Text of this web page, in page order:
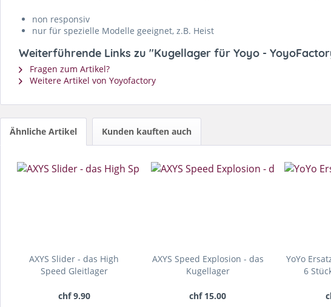
non responsiv
nur für spezielle Modelle geeignet, z.B. Heist
Weiterführende Links zu "Kugellager für Yoyo -
Fragen zum Artikel?
Weitere Artikel von Yoyofactory
Ähnliche Artikel Kunden kauften auch
AXYS Slider - das High
Speed Gleitlager
chf 9.90
AXYS Speed Explosion - das
Kugellager
chf 15.00
YoYo
6